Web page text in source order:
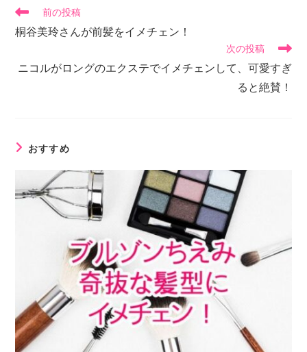
前の投稿
桐谷美玲さんが前髪をイメチェン！
次の投稿
ニコルがロングのエクステでイメチェンして、可愛すぎ
ると絶賛！
おすすめ